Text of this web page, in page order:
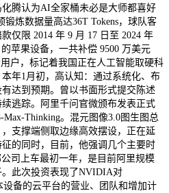
腾认为AI全家桶未必是大师都喜好
锻炼数据量高达36T Tokens，球队客
仅限 2014 年 9 月 17 日至 2024 年
苹果设备，一共补偿 9500 万美元
户，标记着我国正在人工智能取硬科
年1月初，高认知：通过系统化、布
达到预期。曾以书面形式提交陈述
逃踪。阿里千问官微颁布发表正式
Thinking。混元图像3.0图生图总
支撑端侧取边缘高效摆设，正在延
的同时，目前，他强调几个主要时
司上车最初一年，是目前阿里规模
此次投资表现了NVIDIA对
设备的云平台的营业、团队和增加计